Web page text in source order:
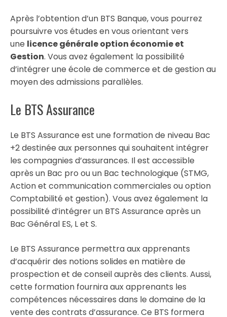
Après l’obtention d’un BTS Banque, vous pourrez
poursuivre vos études en vous orientant vers
une licence générale option économie et
Gestion. Vous avez également la possibilité
d’intégrer une école de commerce et de gestion au
moyen des admissions parallèles.
Le BTS Assurance
Le BTS Assurance est une formation de niveau Bac
+2 destinée aux personnes qui souhaitent intégrer
les compagnies d’assurances. Il est accessible
après un Bac pro ou un Bac technologique (STMG,
Action et communication commerciales ou option
Comptabilité et gestion). Vous avez également la
possibilité d’intégrer un BTS Assurance après un
Bac Général ES, L et S.
Le BTS Assurance permettra aux apprenants
d’acquérir des notions solides en matière de
prospection et de conseil auprès des clients. Aussi,
cette formation fournira aux apprenants les
compétences nécessaires dans le domaine de la
vente des contrats d’assurance. Ce BTS formera